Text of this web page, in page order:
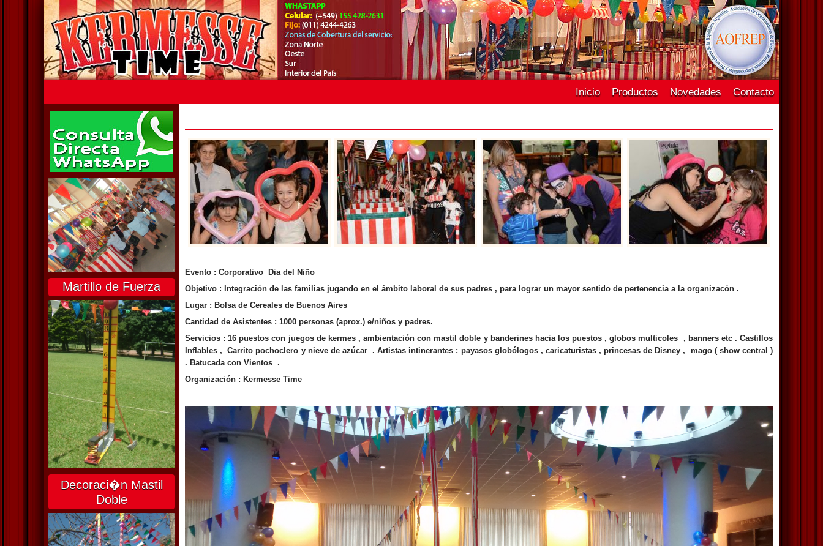
Inicio Productos Novedades Contacto
Martillo de Fuerza
Decoraci�n Mastil
Doble
Evento : Corporativo Dia del Niño
Objetivo : Integración de las familias jugando en el ámbito laboral de sus padres , para lograr un mayor sentido de pertenencia a la organizacón .
Lugar : Bolsa de Cereales de Buenos Aires
Cantidad de Asistentes : 1000 personas (aprox.) e/niños y padres.
Servicios : 16 puestos con juegos de kermes , ambientación con mastil doble y banderines hacia los puestos , globos multicoles , banners etc . Castillos
Inflables , Carrito pochoclero y nieve de azúcar . Artistas intinerantes : payasos globólogos , caricaturistas , princesas de Disney , mago ( show central )
. Batucada con Vientos .
Organización : Kermesse Time